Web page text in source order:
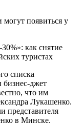
появиться у
списка
бизнес-джет
что им
Лукашенко.
представителя
в Минске.